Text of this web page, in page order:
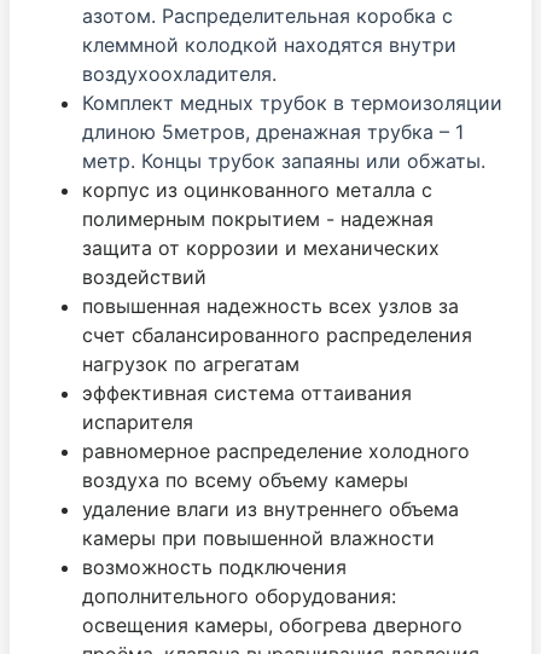
азотом. Распределительная коробка с
клеммной колодкой находятся внутри
воздухоохладителя.
Комплект медных трубок в термоизоляции
длиною 5метров, дренажная трубка – 1
метр. Концы трубок запаяны или обжаты.
корпус из оцинкованного металла с
полимерным покрытием - надежная
защита от коррозии и механических
воздействий
повышенная надежность всех узлов за
счет сбалансированного распределения
нагрузок по агрегатам
эффективная система оттаивания
испарителя
равномерное распределение холодного
воздуха по всему объему камеры
удаление влаги из внутреннего объема
камеры при повышенной влажности
возможность подключения
дополнительного оборудования:
освещения камеры, обогрева дверного